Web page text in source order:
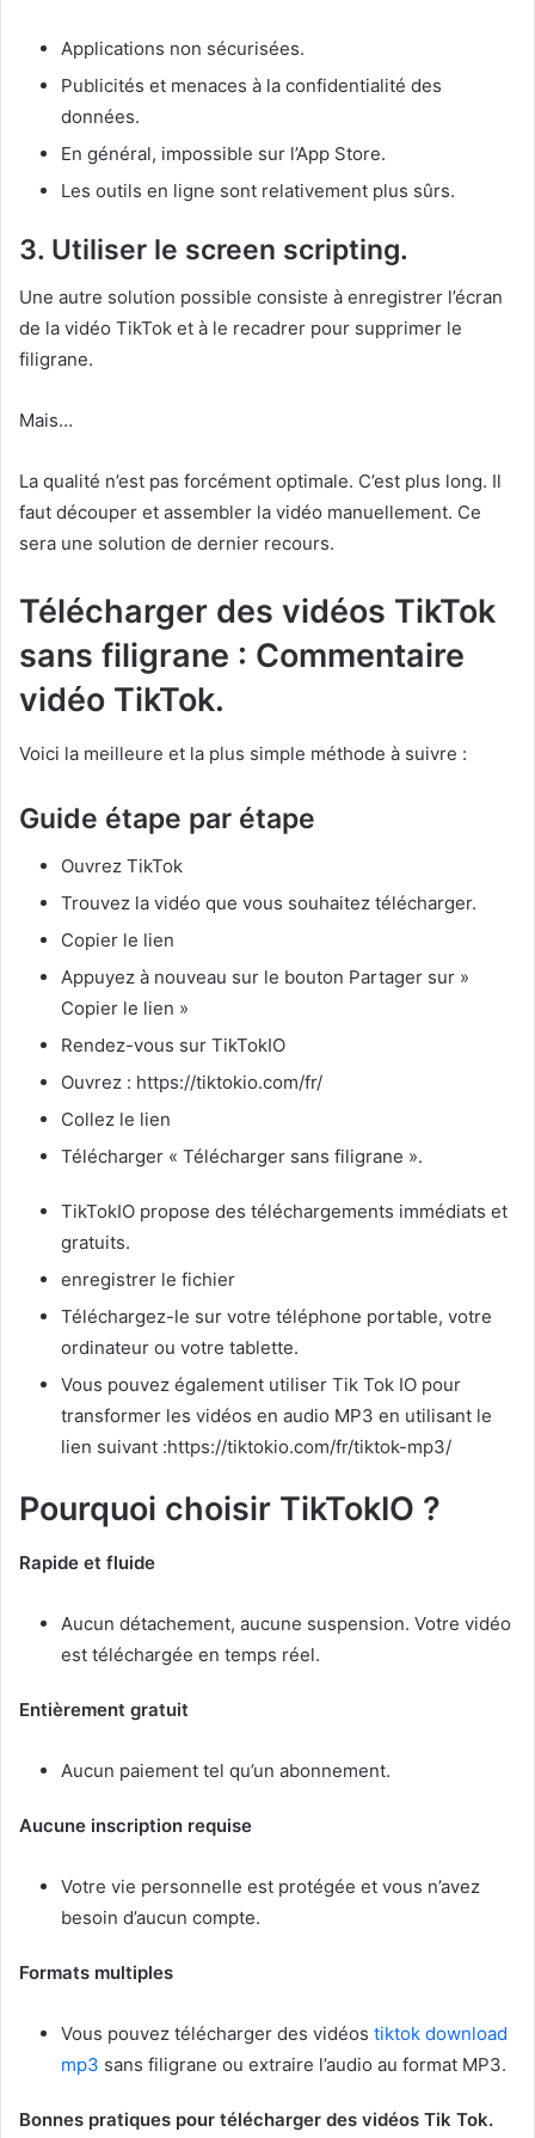
Applications non sécurisées.
Publicités et menaces à la confidentialité des
données.
En général, impossible sur l’App Store.
Les outils en ligne sont relativement plus sûrs.
3. Utiliser le screen scripting.
Une autre solution possible consiste à enregistrer l’écran
de la vidéo TikTok et à le recadrer pour supprimer le
filigrane.
Mais…
La qualité n’est pas forcément optimale. C’est plus long. Il
faut découper et assembler la vidéo manuellement. Ce
sera une solution de dernier recours.
Télécharger des vidéos TikTok
sans filigrane : Commentaire
vidéo TikTok.
Voici la meilleure et la plus simple méthode à suivre :
Guide étape par étape
Ouvrez TikTok
Trouvez la vidéo que vous souhaitez télécharger.
Copier le lien
Appuyez à nouveau sur le bouton Partager sur »
Copier le lien »
Rendez-vous sur TikTokIO
Ouvrez : https://tiktokio.com/fr/
Collez le lien
Télécharger « Télécharger sans filigrane ».
TikTokIO propose des téléchargements immédiats et
gratuits.
enregistrer le fichier
Téléchargez-le sur votre téléphone portable, votre
ordinateur ou votre tablette.
Vous pouvez également utiliser Tik Tok IO pour
transformer les vidéos en audio MP3 en utilisant le
lien suivant :https://tiktokio.com/fr/tiktok-mp3/
Pourquoi choisir TikTokIO ?
Rapide et fluide
Aucun détachement, aucune suspension. Votre vidéo
est téléchargée en temps réel.
Entièrement gratuit
Aucun paiement tel qu’un abonnement.
Aucune inscription requise
Votre vie personnelle est protégée et vous n’avez
besoin d’aucun compte.
Formats multiples
Vous pouvez télécharger des vidéos tiktok download
mp3 sans filigrane ou extraire l’audio au format MP3.
Bonnes pratiques pour télécharger des vidéos Tik Tok.